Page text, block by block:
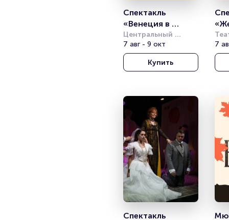
Спектакль
«Венеция в
снегу»
Центральный
академический
театр Российской
7 авг - 9 окт
Купить
7
Спектакль